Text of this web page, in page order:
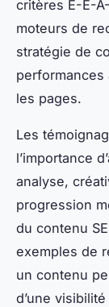
critères E-E-
moteurs de
stratégie de
performances
les pages.
Les
l’importance
analyse,
progression
du contenu
exemples de
un contenu
d’une